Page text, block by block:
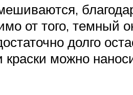
от того, темный
долго
можно